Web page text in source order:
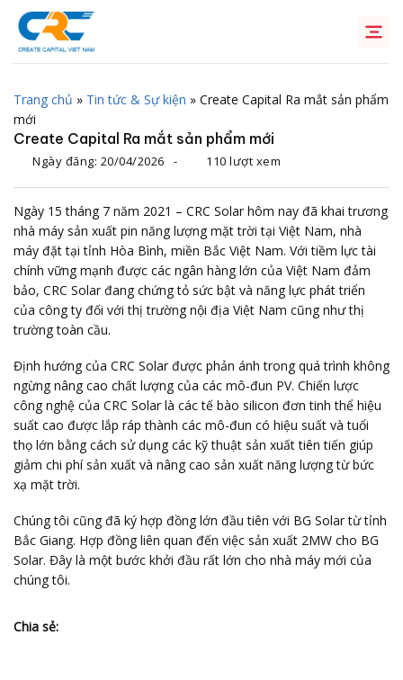
Chuyển
đến
dung
Trang chủ » Tin tức & Sự kiện » Create Capital Ra mắt sản phẩm
mới
Create Capital Ra mắt sản phẩm mới
Ngày đăng: 20/04/2026 - 110 lượt xem
Ngày 15 tháng 7 năm 2021 – CRC Solar hôm nay đã khai trương
nhà máy sản xuất pin năng lượng mặt trời tại Việt Nam, nhà
máy đặt tại tỉnh Hòa Bình, miền Bắc Việt Nam. Với tiềm lực tài
chính vững mạnh được các ngân hàng lớn của Việt Nam đảm
bảo, CRC Solar đang chứng tỏ sức bật và năng lực phát triển
của công ty đối với thị trường nội địa Việt Nam cũng như thị
trường toàn cầu.
Định hướng của CRC Solar được phản ánh trong quá trình không
ngừng nâng cao chất lượng của các mô-đun PV. Chiến lược
công nghệ của CRC Solar là các tế bào silicon đơn tinh thể hiệu
suất cao được lắp ráp thành các mô-đun có hiệu suất và tuổi
thọ lớn bằng cách sử dụng các kỹ thuật sản xuất tiên tiến giúp
giảm chi phí sản xuất và nâng cao sản xuất năng lượng từ bức
xạ mặt trời.
Chúng tôi cũng đã ký hợp đồng lớn đầu tiên với BG Solar từ tỉnh
Bắc Giang. Hợp đồng liên quan đến việc sản xuất 2MW cho BG
Solar. Đây là một bước khởi đầu rất lớn cho nhà máy mới của
chúng tôi.
Chia sẻ: